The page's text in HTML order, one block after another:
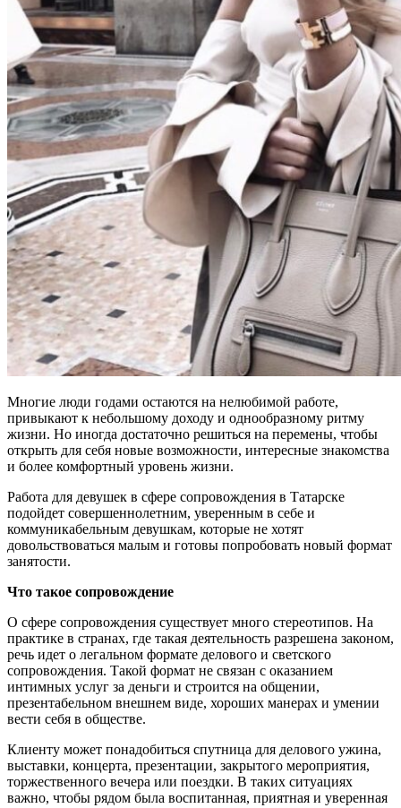
Многие люди годами остаются на нелюбимой работе,
привыкают к небольшому доходу и однообразному ритму
жизни. Но иногда достаточно решиться на перемены, чтобы
открыть для себя новые возможности, интересные знакомства
и более комфортный уровень жизни.
Работа для девушек в сфере сопровождения в Татарске
подойдет совершеннолетним, уверенным в себе и
коммуникабельным девушкам, которые не хотят
довольствоваться малым и готовы попробовать новый формат
занятости.
Что такое сопровождение
О сфере сопровождения существует много стереотипов. На
практике в странах, где такая деятельность разрешена законом,
речь идет о легальном формате делового и светского
сопровождения. Такой формат не связан с оказанием
интимных услуг за деньги и строится на общении,
презентабельном внешнем виде, хороших манерах и умении
вести себя в обществе.
Клиенту может понадобиться спутница для делового ужина,
выставки, концерта, презентации, закрытого мероприятия,
торжественного вечера или поездки. В таких ситуациях
важно, чтобы рядом была воспитанная, приятная и уверенная